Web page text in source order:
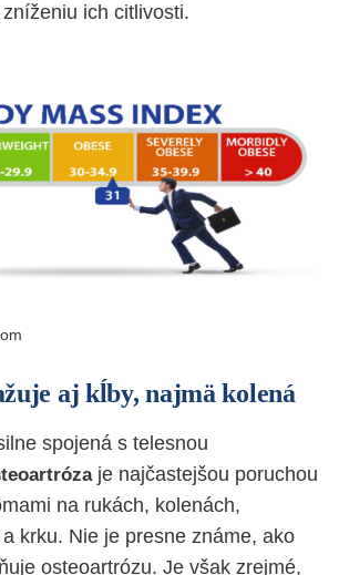
ich citlivosti.
aj kĺby, najmä kolená
spojená s telesnou
je najčastejšou poruchou
na rukách, kolenách,
krku. Nie je presne známe, ako
osteoartrózu. Je však zrejmé,